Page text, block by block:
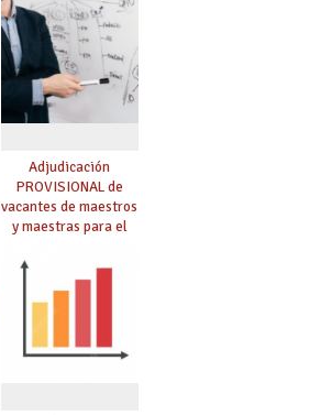
Adjudicación
PROVISIONAL de
vacantes de maestros
y maestras para el